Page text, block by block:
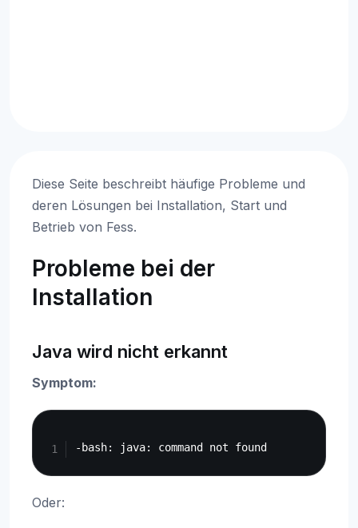
Diese Seite beschreibt häufige Probleme und
deren Lösungen bei Installation, Start und
Betrieb von Fess.
Probleme bei der
Installation
Java wird nicht erkannt
Symptom:
Oder: